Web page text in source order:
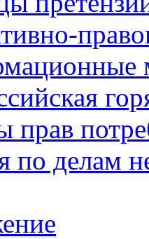
прав
по делам